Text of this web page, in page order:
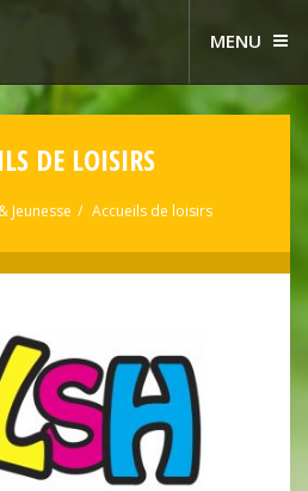
MENU
DE LOISIRS
Jeunesse Accueils de loisirs